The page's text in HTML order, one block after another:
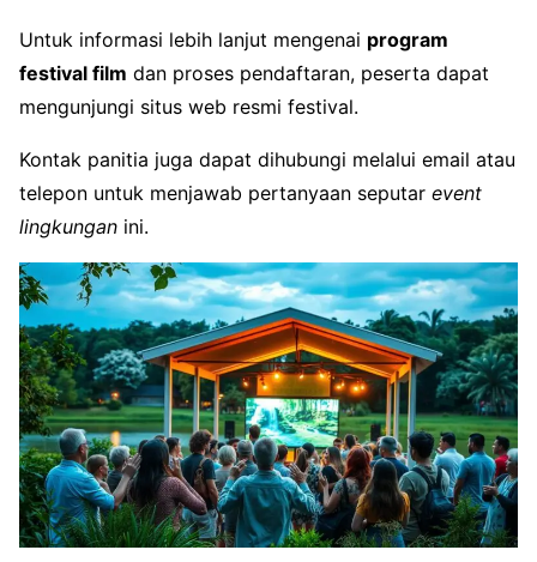
Untuk informasi lebih lanjut mengenai program
festival film dan proses pendaftaran, peserta dapat
mengunjungi situs web resmi festival.
Kontak panitia juga dapat dihubungi melalui email atau
telepon untuk menjawab pertanyaan seputar event
lingkungan ini.